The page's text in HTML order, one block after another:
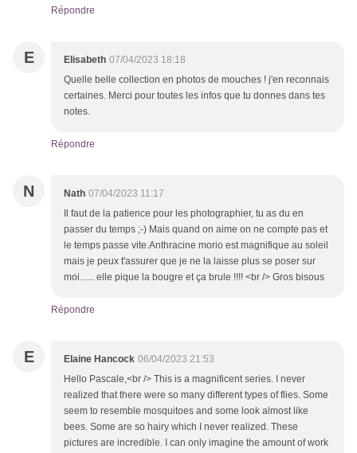
Répondre
E Elisabeth 07/04/2023 18:18
Quelle belle collection en photos de mouches ! j'en reconnais
certaines. Merci pour toutes les infos que tu donnes dans tes
notes.
Répondre
N Nath 07/04/2023 11:17
Il faut de la patience pour les photographier, tu as du en
passer du temps ;-) Mais quand on aime on ne compte pas et
le temps passe vite.Anthracine morio est magnifique au soleil
mais je peux t'assurer que je ne la laisse plus se poser sur
moi...... elle pique la bougre et ça brule !!!! <br /> Gros bisous
Répondre
E Elaine Hancock 06/04/2023 21:53
Hello Pascale,<br /> This is a magnificent series. I never
realized that there were so many different types of flies. Some
seem to resemble mosquitoes and some look almost like
bees. Some are so hairy which I never realized. These
pictures are incredible. I can only imagine the amount of work